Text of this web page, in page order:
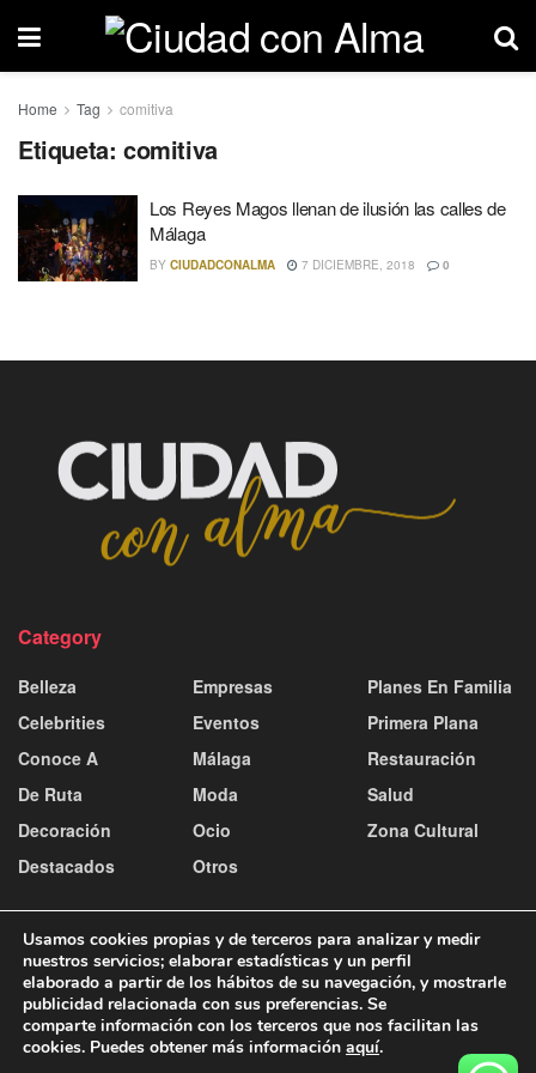
Home Tag comitiva
Etiqueta: comitiva
Los Reyes Magos llenan de ilusión las calles de
Málaga
BY CIUDADCONALMA 7 DICIEMBRE, 2018 0
Category
Belleza
Celebrities
Conoce A
De Ruta
Decoración
Destacados
Empresas
Eventos
Málaga
Moda
Ocio
Otros
Planes En Familia
Primera Plana
Restauración
Salud
Zona Cultural
Contacto y publicidad Aviso Legal
Política de Cookies
Política de Privacidad
Usamos cookies propias y de terceros para analizar y medir
nuestros servicios; elaborar estadísticas y un perfil
elaborado a partir de los hábitos de su navegación, y mostrarle
publicidad relacionada con sus preferencias. Se
comparte información con los terceros que nos facilitan las
cookies. Puedes obtener más información aquí.